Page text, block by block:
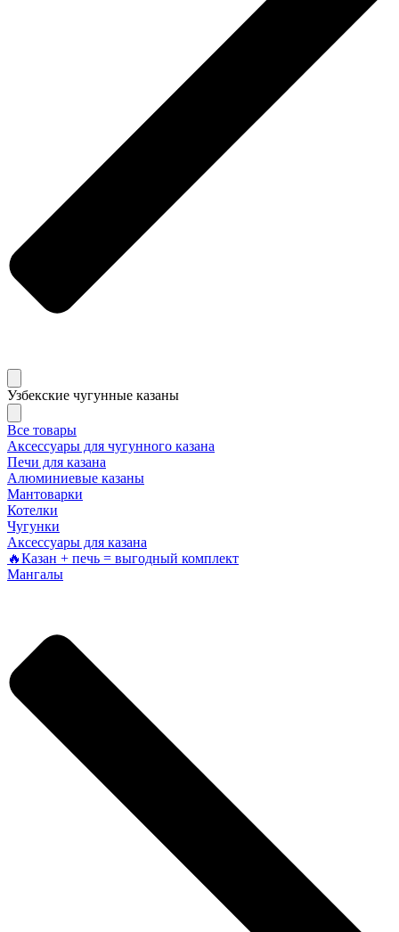
Узбекские чугунные казаны
Все товары
Аксессуары для чугунного казана
Печи для казана
Алюминиевые казаны
Мантоварки
Котелки
Чугунки
Аксессуары для казана
🔥Казан + печь = выгодный комплект
Мангалы